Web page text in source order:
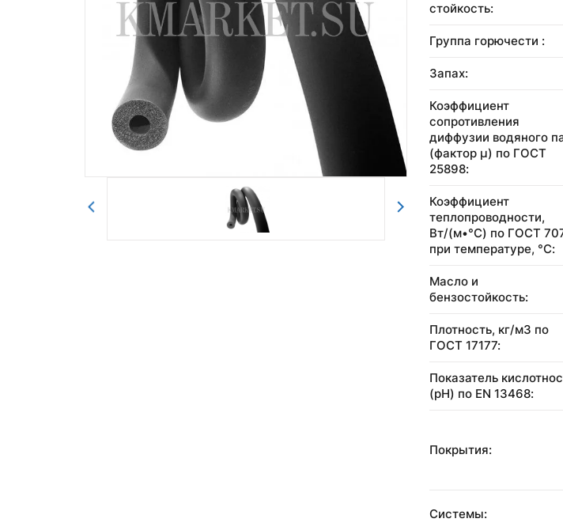
стойкость:
Группа горючести :
Запах:
Коэффициент
сопротивления
диффузии водяного
(фактор μ) по ГОСТ
25898:
Коэффициент
теплопроводности,
Вт/(м•°C) по ГОСТ
при температуре, °С:
Масло и
бензостойкость:
Плотность, кг/м3 по
ГОСТ 17177:
Показатель
(pH) по EN 13468:
Покрытия:
Системы:
Авторизоваться